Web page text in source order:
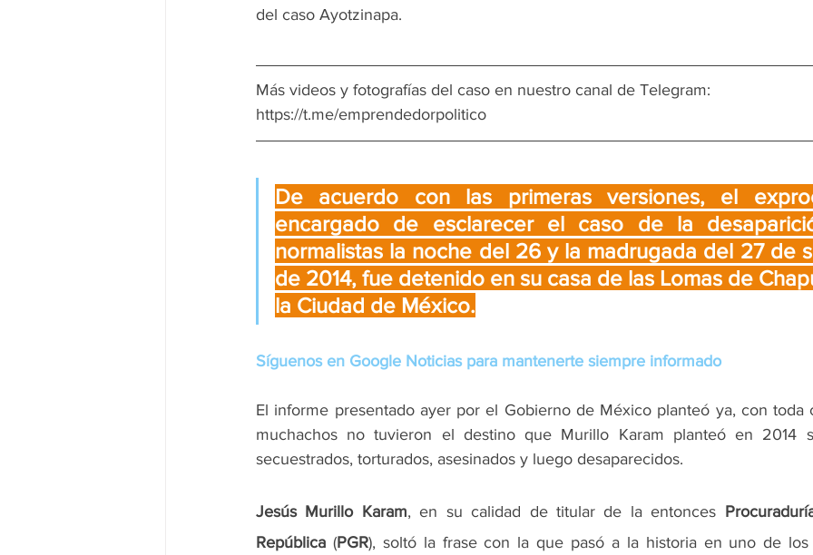
del caso Ayotzinapa.
Más videos y fotografías del caso en nuestro canal de Telegram:
https://t.me/emprendedorpolitico
De acuerdo con las primeras versiones, el
encargado de esclarecer el caso de la
normalistas la noche del 26 y la madrugada del 27 de
de 2014, fue detenido en su casa de las Lomas de
la Ciudad de México.
Síguenos en Google Noticias para mantenerte siempre informado
El informe presentado ayer por el Gobierno de México planteó ya, con toda
muchachos no tuvieron el destino que Murillo Karam planteó en 2014
secuestrados, torturados, asesinados y luego desaparecidos.
Jesús Murillo Karam, en su calidad de titular de la entonces
República (PGR), soltó la frase con la que pasó a la historia en uno de los